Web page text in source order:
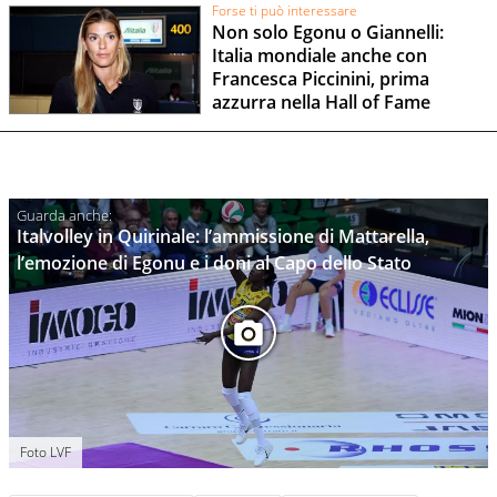
Forse ti può interessare
Non solo Egonu o Giannelli:
Italia mondiale anche con
Francesca Piccinini, prima
azzurra nella Hall of Fame
Italvolley in Quirinale: l’ammissione di Mattarella,
l’emozione di Egonu e i doni al Capo dello Stato
Foto LVF